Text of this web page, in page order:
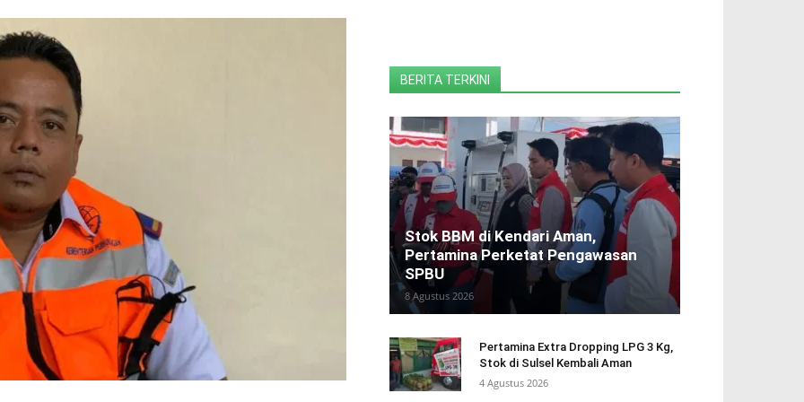
BERITA TERKINI
Stok BBM di Kendari Aman,
Pertamina Perketat Pengawasan
SPBU
8 Agustus 2026
Pertamina Extra Dropping LPG 3 Kg,
Stok di Sulsel Kembali Aman
4 Agustus 2026